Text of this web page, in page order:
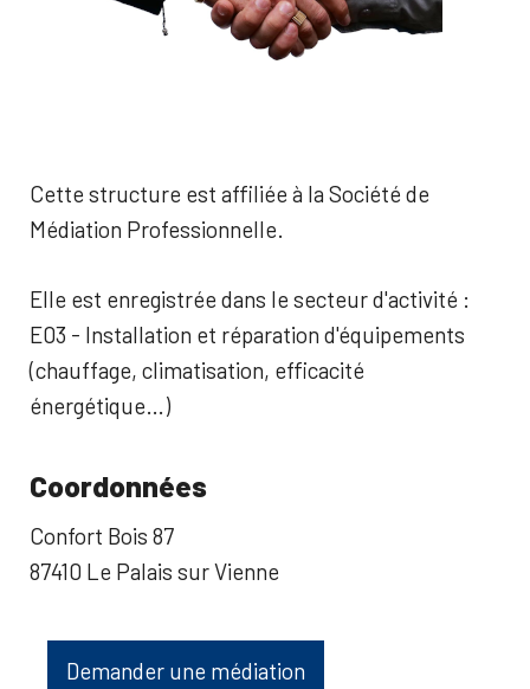
Cette structure est affiliée à la Société de
Médiation Professionnelle.
Elle est enregistrée dans le secteur d'activité :
E03 - Installation et réparation d'équipements
(chauffage, climatisation, efficacité
énergétique…)
Coordonnées
Confort Bois 87
87410 Le Palais sur Vienne
Demander une médiation